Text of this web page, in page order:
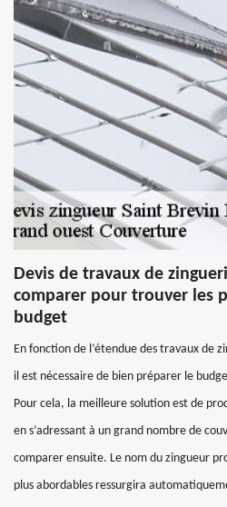
Devis de travaux de
comparer pour trouver les
budget
En fonction de l’étendue des travaux de
il est nécessaire de bien préparer le
Pour cela, la meilleure solution est de
en s’adressant à un grand nombre de
comparer ensuite. Le nom du zingueur
plus abordables ressurgira